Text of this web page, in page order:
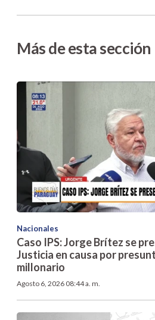
Más de esta sección
Nacionales
Caso IPS: Jorge Brítez se
Justicia en causa por
millonario
Agosto 6, 2026 08:44 a. m.